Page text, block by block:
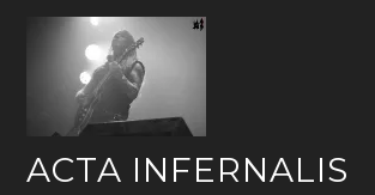
ACTA INFERNALIS